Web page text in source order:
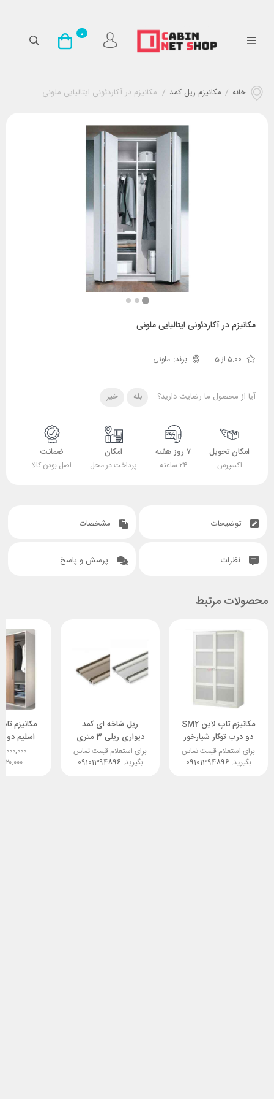
0
خانه / مکانیزم ریل کمد / مکانیزم در آکاردئونی ایتالیایی ملونی
مکانیزم در آکاردئونی ایتالیایی ملونی
5.00 از 5 ملونی
آیا از محصول ما رضایت دارید؟ بله خیر
امکان تحویل
اکسپرس
۷ روز هفته
۲۴ ساعته
امکان
پرداخت در محل
ضمانت
اصل بودن کالا
توضیحات مشخصات
نظرات پرسش و پاسخ
محصولات مرتبط
مکانیزم تاپ لاین SM2
دو درب توکار شیارخور
حداکثر 240 کد k223
فانتونی
برای استعلام قیمت تماس
بگیرید. 09101394896
ریل شاخه ای کمد
دیواری ریلی 3 متری
برای استعلام قیمت تماس
بگیرید. 09101394896
مکانیزم
اسلیم دو
مشکی و